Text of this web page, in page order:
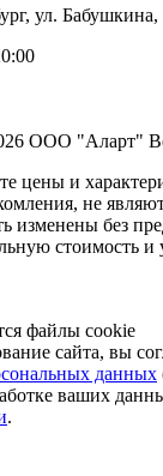
ул.
ООО "Аларт"
цены и
не
изменены без
стоимость и
файлы cookie
сайта, вы
данных
ваших
.